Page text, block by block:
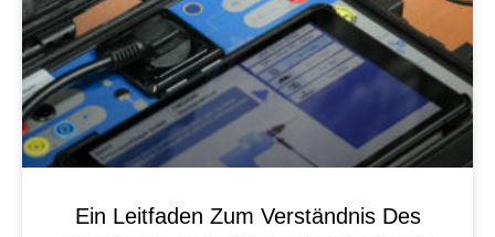
Ein Leitfaden Zum Verständnis Des